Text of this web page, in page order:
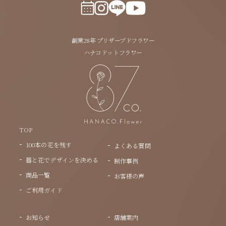
TOP
100本の花を残す
器と花でデザインを決める
商品一覧
ご利用ガイド
よくある質問
制作事例
お客様の声
お知らせ 店舗案内
創業28年 プリザーブドフラワー
ハナコドットフラワー